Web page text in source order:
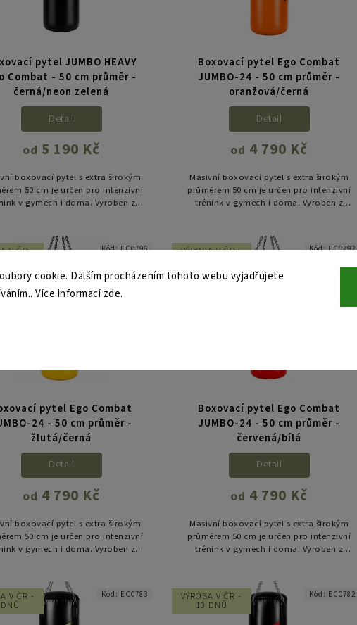
cookie. Dalším procházením tohoto webu vyjadřujete
Více informacízde.
pytel JUMBO HEAVY
Combat - 50 cm průměr -
černá/neon zelená
od 5 190 Kč
Detail
boxovací pytel s extra širokým
50 cm je určen pro intenzivní
v gymech i doma. Vyroben z
Boxovací pytel Ego Combat
JUMBO-24 - 50 cm průměr -
oranžová/černá
od 4 790 Kč
Detail
Masivní boxovací pytel s extra širokým
průměrem 50 cm je určen pro intenzivní
trénink v gymech i doma. Vyroben z
V ČR -
pytel Ego Combat
24 - 50 cm průměr -
žlutá/černá
od 4 790 Kč
Detail
boxovací pytel s extra širokým
50 cm je určen pro intenzivní
v gymech i doma. Vyroben z
Kód:EC0796 VÝROBA V ČR -
Boxovací pytel Ego Combat
JUMBO-24 - 50 cm průměr -
červená/bílá
od 4 790 Kč
Detail
Masivní boxovací pytel s extra širokým
průměrem 50 cm je určen pro intenzivní
trénink v gymech i doma. Vyroben z
Kód:EC0792
V ČR - Kód: EC0783 VÝROBA V ČR -
10 DNŮ
Kód: EC0782